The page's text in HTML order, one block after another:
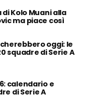
Kolo Muani alla
ma piace così
oggi: le
squadre di Serie A
calendario e
di Serie A